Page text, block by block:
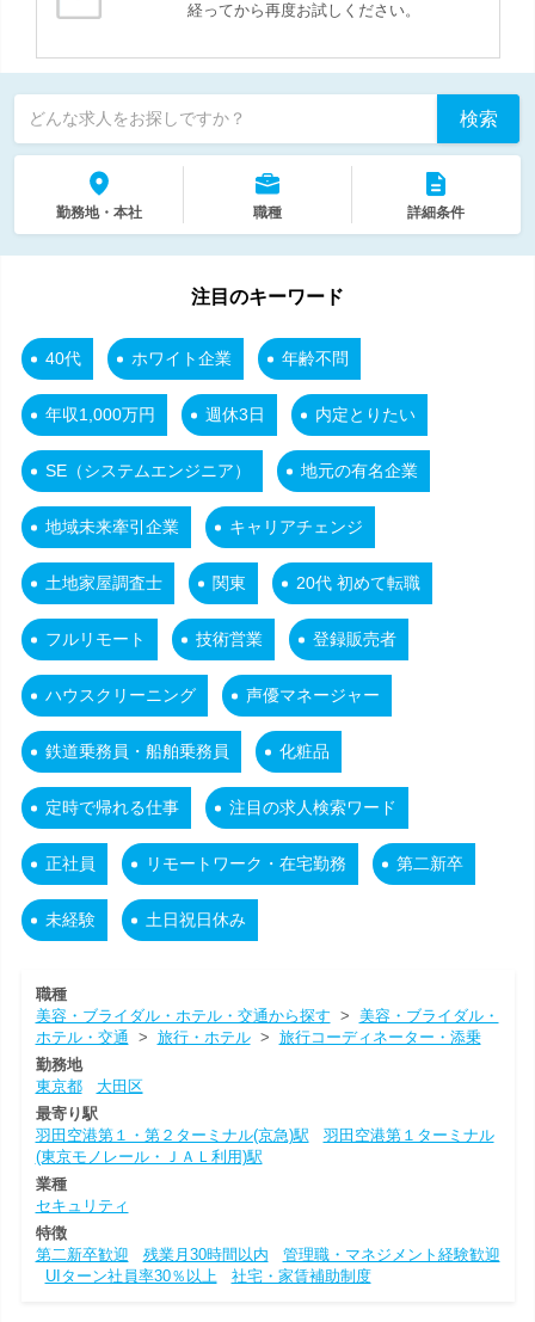
経ってから再度お試しください。
どんな求人をお探しですか？ 検索
勤務地・本社 職種 詳細条件
注目のキーワード
40代 ホワイト企業 年齢不問
年収1,000万円 週休3日 内定とりたい
SE（システムエンジニア） 地元の有名企業
地域未来牽引企業 キャリアチェンジ
土地家屋調査士 関東 20代 初めて転職
フルリモート 技術営業 登録販売者
ハウスクリーニング 声優マネージャー
鉄道乗務員・船舶乗務員 化粧品
定時で帰れる仕事 注目の求人検索ワード
正社員 リモートワーク・在宅勤務 第二新卒
未経験 土日祝日休み
職種
美容・ブライダル・ホテル・交通から探す > 美容・ブライダル・
ホテル・交通 > 旅行・ホテル> 旅行コーディネーター・添乗
勤務地
東京都
大田区
最寄り駅
羽田空港第１・第２ターミナル(京急)駅
羽田空港第１ターミナル
(東京モノレール・ＪＡＬ利用)駅
業種
セキュリティ
特徴
第二新卒歓迎
残業月30時間以内
管理職・マネジメント経験歓迎
UIターン社員率30％以上
社宅・家賃補助制度